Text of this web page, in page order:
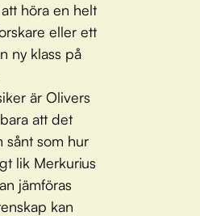
höra en helt
eller ett
ny klass på
är Olivers
att det
sånt som hur
lik Merkurius
jämföras
kan